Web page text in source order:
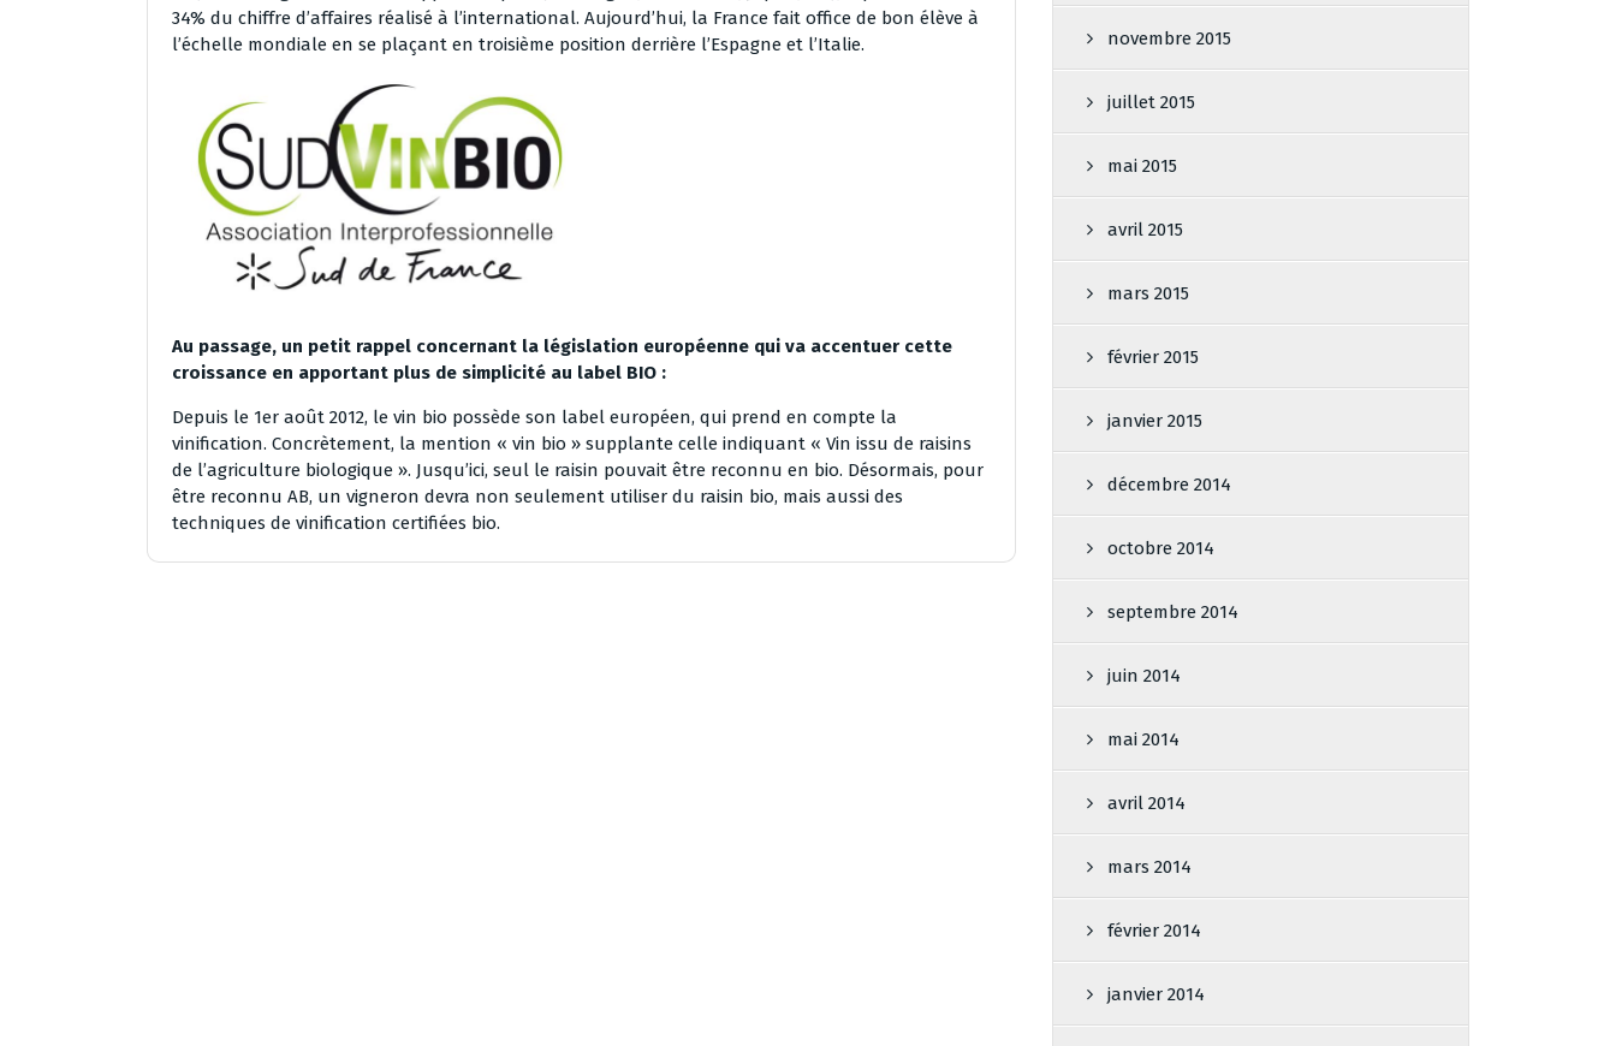
34% du chiffre d’affaires réalisé à l’international. Aujourd’hui, la France fait office de bon élève à
l’échelle mondiale en se plaçant en troisième position derrière l’Espagne et l’Italie.
Au passage, un petit rappel concernant la législation européenne qui va accentuer cette
croissance en apportant plus de simplicité au label BIO :
Depuis le 1er août 2012, le vin bio possède son label européen, qui prend en compte la
vinification. Concrètement, la mention « vin bio » supplante celle indiquant « Vin issu de raisins
de l’agriculture biologique ». Jusqu’ici, seul le raisin pouvait être reconnu en bio. Désormais, pour
être reconnu AB, un vigneron devra non seulement utiliser du raisin bio, mais aussi des
techniques de vinification certifiées bio.
novembre 2015
juillet 2015
mai 2015
avril 2015
mars 2015
février 2015
janvier 2015
décembre 2014
octobre 2014
septembre 2014
juin 2014
mai 2014
avril 2014
mars 2014
février 2014
janvier 2014